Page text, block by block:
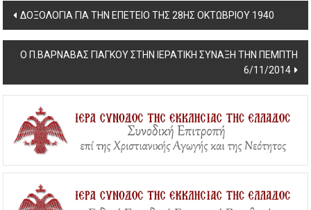
Post
navigation
ΔΟΞΟΛΟΓΙΑ ΓΙΑ ΤΗΝ ΕΠΕΤΕΙΟ ΤΗΣ 28ΗΣ ΟΚΤΩΒΡΙΟΥ 1940
Ο Π.ΒΑΡΝΑΒΑΣ ΓΙΑΓΚΟΥ ΣΤΗΝ ΙΕΡΑΤΙΚΗ ΣΥΝΑΞΗ ΤΗΝ ΠΕΜΠΤΗ
6/11/2014